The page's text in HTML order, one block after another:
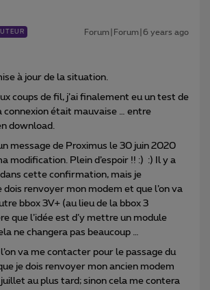
Forum|Forum|6 years ago
à jour de la situation.
coups de fil, j’ai finalement eu un test de
connexion était mauvaise … entre
download.
message de Proximus le 30 juin 2020
modification. Plein d’espoir !! :) :) Il y a
dans cette confirmation, mais je
dois renvoyer mon modem et que l’on va
bbox 3V+ (au lieu de la bbox 3
que l’idée est d’y mettre un module
ne changera pas beaucoup …
va me contacter pour le passage du
je dois renvoyer mon ancien modem
au plus tard; sinon cela me contera